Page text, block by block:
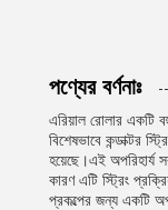
পণ্যের বর্ণনাঃ
এরিয়াল রোলার একটি
বিশেষভাবে কন্ডাক্টর
হয়েছে।এই অপরিহার্য
কারণ এটি স্ট্রিং
প্রকল্পের জন্য একটি